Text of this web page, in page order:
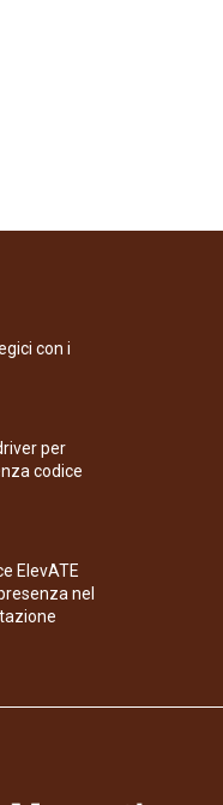
con i
per
codice
ElevATE
nel